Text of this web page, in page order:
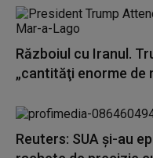
Războiul cu Iranul.
„cantităţi enorme de
Reuters: SUA şi-au